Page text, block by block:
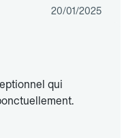
20/01/2025
qui